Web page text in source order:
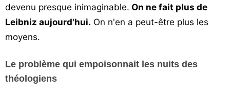
devenu presque inimaginable. On ne fait plus de
Leibniz aujourd'hui. On n'en a peut-être plus les
moyens.
Le problème qui empoisonnait les nuits des
théologiens